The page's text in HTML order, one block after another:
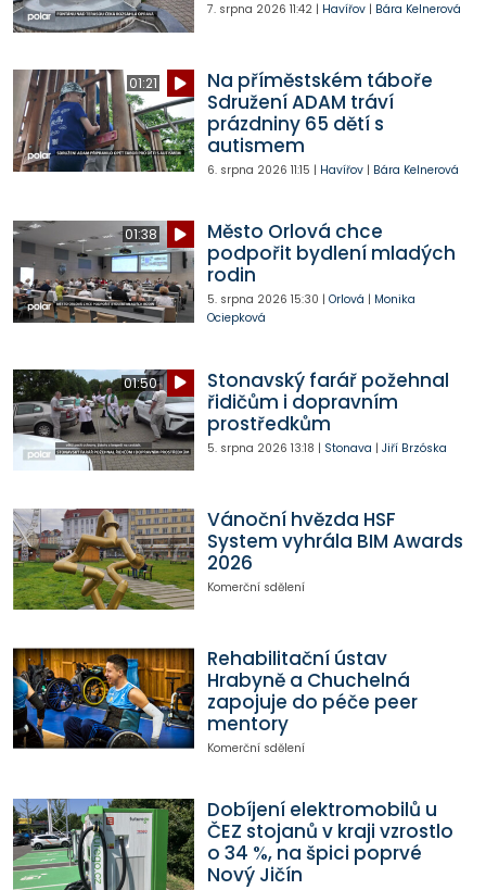
7. srpna 2026 11:42| Havířov| Bára Kelnerová
01:21
Na příměstském táboře
Sdružení ADAM tráví
prázdniny 65 dětí s
autismem
6. srpna 2026 11:15 | Havířov| Bára Kelnerová
01:38
Město Orlová chce
podpořit bydlení mladých
rodin
5. srpna 2026 15:30 | Orlová | Monika
Ociepková
01:50
Stonavský farář požehnal
řidičům i dopravním
prostředkům
5. srpna 2026 13:18 | Stonava | Jiří Brzóska
Vánoční hvězda HSF
System vyhrála BIM Awards
2026
Komerční sdělení
Rehabilitační ústav
Hrabyně a Chuchelná
zapojuje do péče peer
mentory
Komerční sdělení
Dobíjení elektromobilů u
ČEZ stojanů v kraji vzrostlo
o 34 %, na špici poprvé
Nový Jičín